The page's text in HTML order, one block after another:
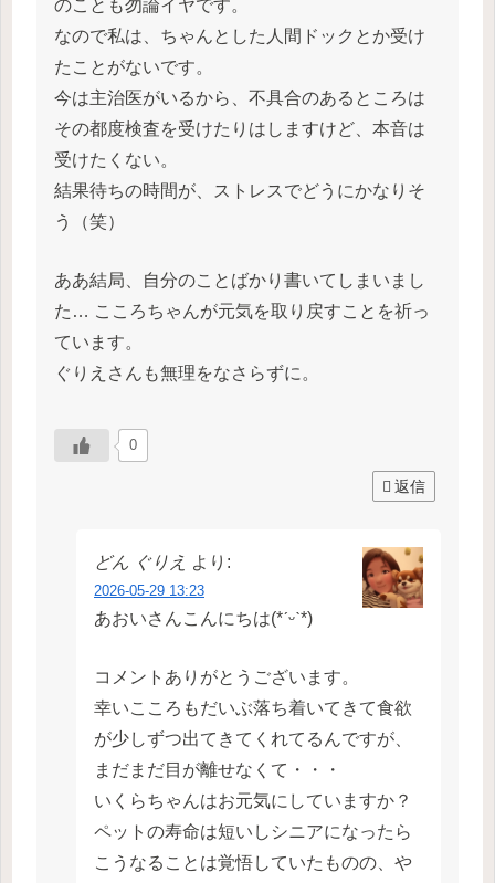
のことも勿論イヤです。
なので私は、ちゃんとした人間ドックとか受け
たことがないです。
今は主治医がいるから、不具合のあるところは
その都度検査を受けたりはしますけど、本音は
受けたくない。
結果待ちの時間が、ストレスでどうにかなりそ
う（笑）
ああ結局、自分のことばかり書いてしまいまし
た… こころちゃんが元気を取り戻すことを祈っ
ています。
ぐりえさんも無理をなさらずに。
0
返信
どん ぐりえ より:
2026-05-29 13:23
あおいさんこんにちは(*ˊᵕˋ*)
コメントありがとうございます。
幸いこころもだいぶ落ち着いてきて食欲
が少しずつ出てきてくれてるんですが、
まだまだ目が離せなくて・・・
いくらちゃんはお元気にしていますか？
ペットの寿命は短いしシニアになったら
こうなることは覚悟していたものの、や